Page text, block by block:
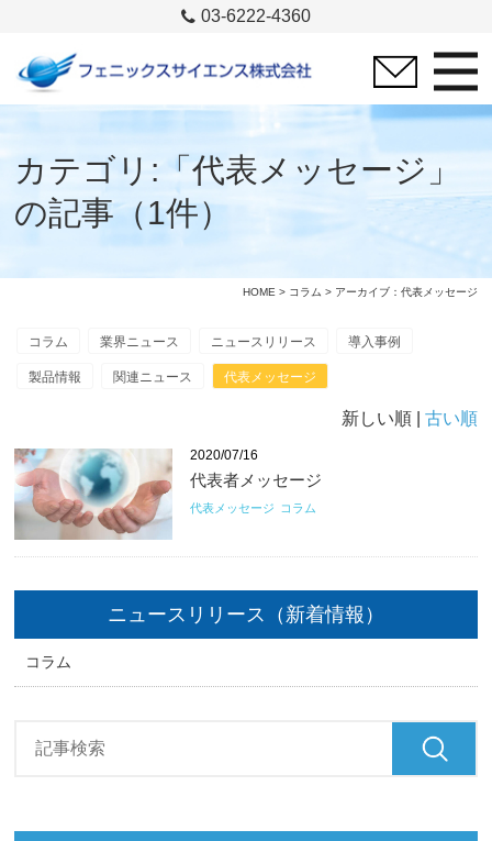
03-6222-4360
カテゴリ:「代表メッセージ」
の記事（1件）
HOME > コラム > アーカイブ：代表メッセージ
コラム 業界ニュース ニュースリリース 導入事例
製品情報 関連ニュース 代表メッセージ
新しい順 | 古い順
2020/07/16
代表者メッセージ
代表メッセージ コラム
ニュースリリース（新着情報）
コラム